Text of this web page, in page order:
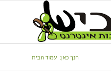
הנך כאן: עמוד הבית